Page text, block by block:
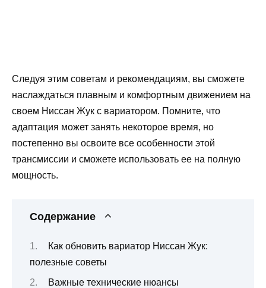
Следуя этим советам и рекомендациям, вы сможете
наслаждаться плавным и комфортным движением на
своем Ниссан Жук с вариатором. Помните, что
адаптация может занять некоторое время, но
постепенно вы освоите все особенности этой
трансмиссии и сможете использовать ее на полную
мощность.
Содержание
Как обновить вариатор Ниссан Жук:
полезные советы
Важные технические нюансы